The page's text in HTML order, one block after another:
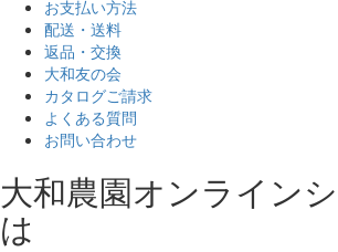
お支払い方法
配送・送料
返品・交換
大和友の会
カタログご請求
よくある質問
お問い合わせ
大和農園オンライン
は